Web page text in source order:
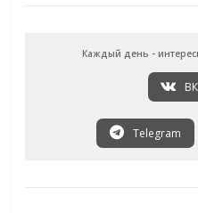
Каждый день -
Telegram